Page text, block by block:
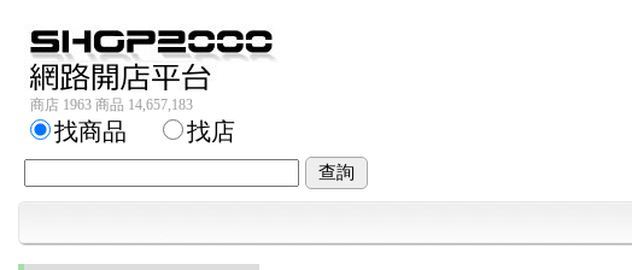
商店 1963 商品 14,657,183
找商品 找店